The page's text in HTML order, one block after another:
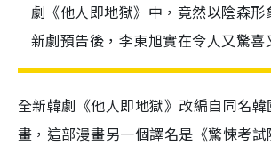
劇《他人即地獄》中，竟然以陰森形
新劇預告後，李東旭實在令人又驚喜
全新韓劇《他人即地獄》改編自同名韓
畫，這部漫畫另一個譯名是《驚悚考